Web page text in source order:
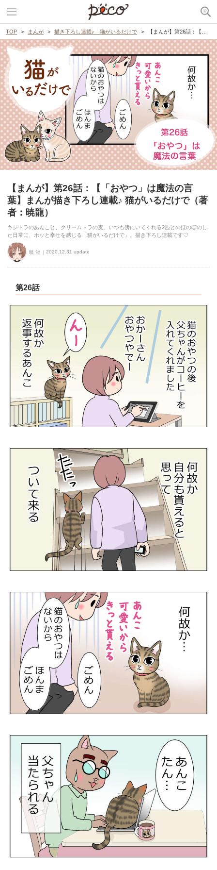
TOP まんが 描き下ろし連載♪ 猫がいるだけで 【まんが】第26話：【「おやつ」は魔法の言葉】まんが描き下ろし連載♪ 猫がいるだけで（著者：暁龍）
【まんが】第26話：【「おやつ」は魔法の言
葉】まんが描き下ろし連載♪ 猫がいるだけで（著
者：暁龍）
キジトラのあんこと、クリームトラの麦。いつも傍にいてくれる2匹とのほのぼのし
た日常に、ホッと幸せを感じる「猫がいるだけで」。描き下ろし連載です♡
暁 龍 2020.12.31 update
第26話